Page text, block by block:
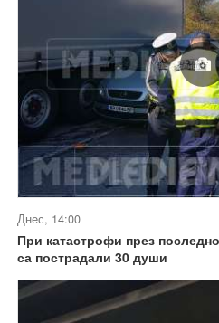
Днес, 14:00
При катастрофи през
са пострадали 30 души